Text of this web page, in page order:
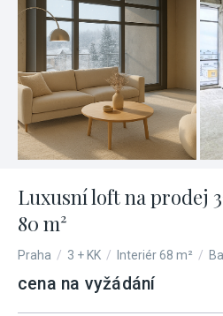
Luxusní loft na prodej
80 m²
Praha / 3 + KK / Interiér 68 m² /
cena na vyžádání